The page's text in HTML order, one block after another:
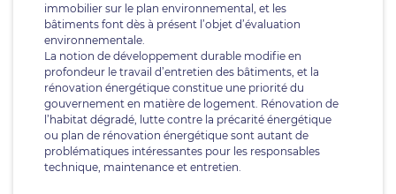
immobilier sur le plan environnemental, et les
bâtiments font dès à présent l’objet d’évaluation
environnementale.
La notion de développement durable modifie en
profondeur le travail d’entretien des bâtiments, et la
rénovation énergétique constitue une priorité du
gouvernement en matière de logement. Rénovation de
l’habitat dégradé, lutte contre la précarité énergétique
ou plan de rénovation énergétique sont autant de
problématiques intéressantes pour les responsables
technique, maintenance et entretien.